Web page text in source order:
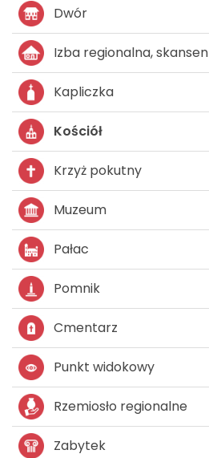
Dwór
Izba regionalna, skansen
Kapliczka
Kościół
Krzyż pokutny
Muzeum
Pałac
Pomnik
Cmentarz
Punkt widokowy
Rzemiosło regionalne
Zabytek